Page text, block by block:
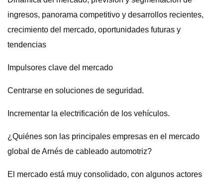
ingresos, panorama competitivo y desarrollos recientes,
crecimiento del mercado, oportunidades futuras y
tendencias
Impulsores clave del mercado
Centrarse en soluciones de seguridad.
Incrementar la electrificación de los vehículos.
¿Quiénes son las principales empresas en el mercado
global de Arnés de cableado automotriz?
El mercado está muy consolidado, con algunos actores